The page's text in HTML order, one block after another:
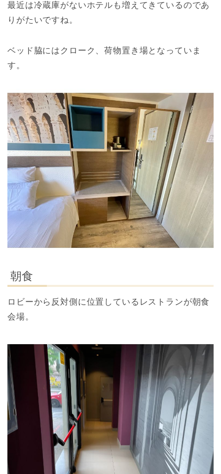
最近は冷蔵庫がないホテルも増えてきているのであ
りがたいですね。
ベッド脇にはクローク、荷物置き場となっていま
す。
朝食
ロビーから反対側に位置しているレストランが朝食
会場。